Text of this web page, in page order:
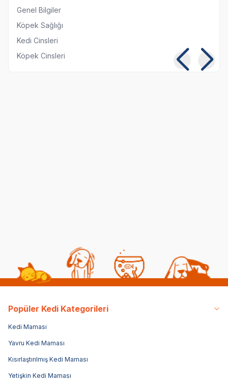
Genel Bilgiler
Köpek Sağlığı
Kedi Cinsleri
Köpek Cinsleri
Popüler Kedi Kategorileri
Kedi Maması
Yavru Kedi Maması
Kısırlaştırılmış Kedi Maması
Yetişkin Kedi Maması